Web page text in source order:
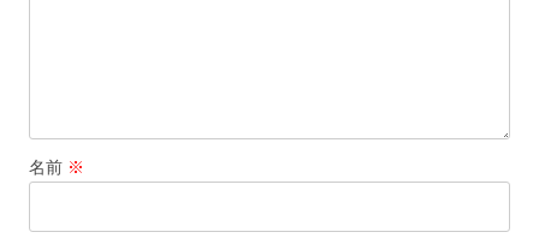
名前 ※